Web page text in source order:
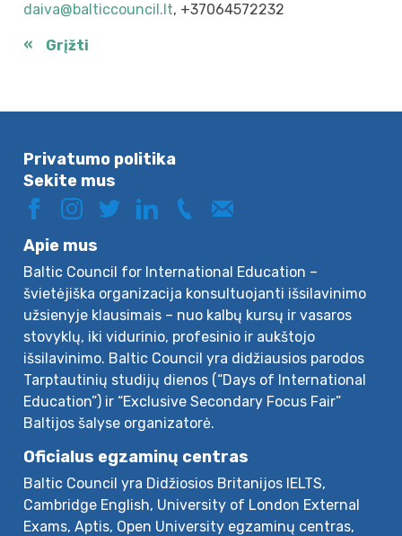
daiva@balticcouncil.lt, +37064572232
Grįžti
Privatumo politika
Sekite mus
Apie mus
Baltic Council for International Education –
švietėjiška organizacija konsultuojanti išsilavinimo
užsienyje klausimais – nuo kalbų kursų ir vasaros
stovyklų, iki vidurinio, profesinio ir aukštojo
išsilavinimo. Baltic Council yra didžiausios parodos
Tarptautinių studijų dienos (“Days of International
Education”) ir “Exclusive Secondary Focus Fair”
Baltijos šalyse organizatorė.
Oficialus egzaminų centras
Baltic Council yra Didžiosios Britanijos IELTS,
Cambridge English, University of London External
Exams, Aptis, Open University egzaminų centras,